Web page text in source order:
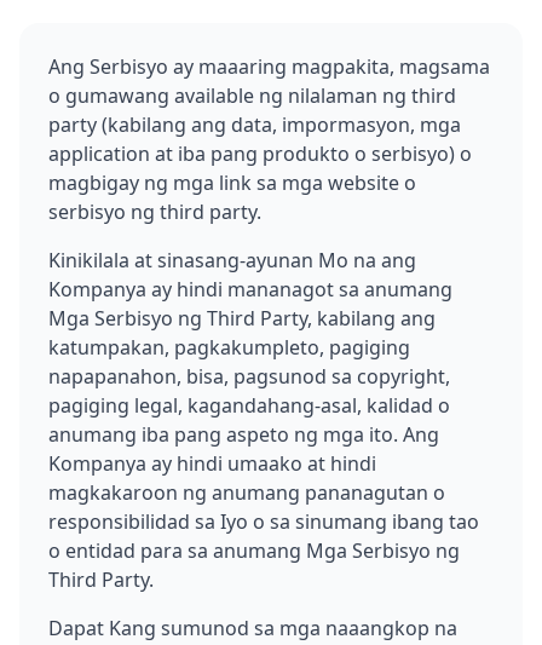
Ang Serbisyo ay maaaring magpakita, magsama
o gumawang available ng nilalaman ng third
party (kabilang ang data, impormasyon, mga
application at iba pang produkto o serbisyo) o
magbigay ng mga link sa mga website o
serbisyo ng third party.
Kinikilala at sinasang-ayunan Mo na ang
Kompanya ay hindi mananagot sa anumang
Mga Serbisyo ng Third Party, kabilang ang
katumpakan, pagkakumpleto, pagiging
napapanahon, bisa, pagsunod sa copyright,
pagiging legal, kagandahang-asal, kalidad o
anumang iba pang aspeto ng mga ito. Ang
Kompanya ay hindi umaako at hindi
magkakaroon ng anumang pananagutan o
responsibilidad sa Iyo o sa sinumang ibang tao
o entidad para sa anumang Mga Serbisyo ng
Third Party.
Dapat Kang sumunod sa mga naaangkop na